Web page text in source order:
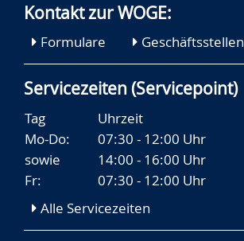
Kontakt zur WOGE:
Formulare Geschäftsstellen
Servicezeiten (Servicepoint)
Tag
Uhrzeit
Mo-Do:
07:30 - 12:00 Uhr
sowie
14:00 - 16:00 Uhr
Fr:
07:30 - 12:00 Uhr
Alle Servicezeiten